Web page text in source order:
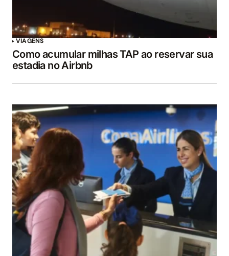
VIAGENS
Como acumular milhas TAP ao reservar sua
estadia no Airbnb